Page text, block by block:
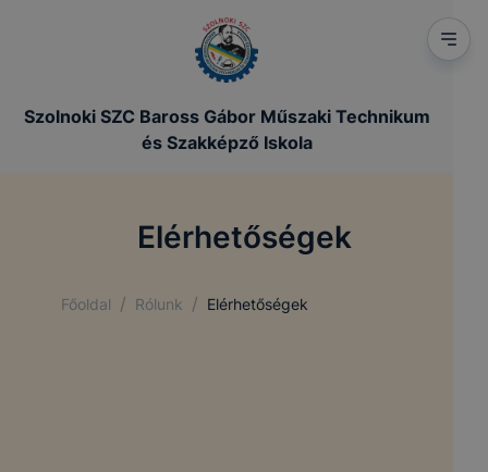
Szolnoki SZC Baross Gábor Műszaki Technikum
és Szakképző Iskola
Elérhetőségek
Főoldal / Rólunk / Elérhetőségek